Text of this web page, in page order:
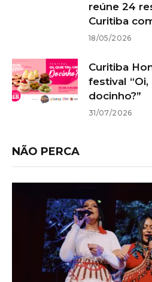
reúne 24
Curitiba
18/05/2026
Curitiba
festival
docinho?”
31/07/2026
NÃO PERCA